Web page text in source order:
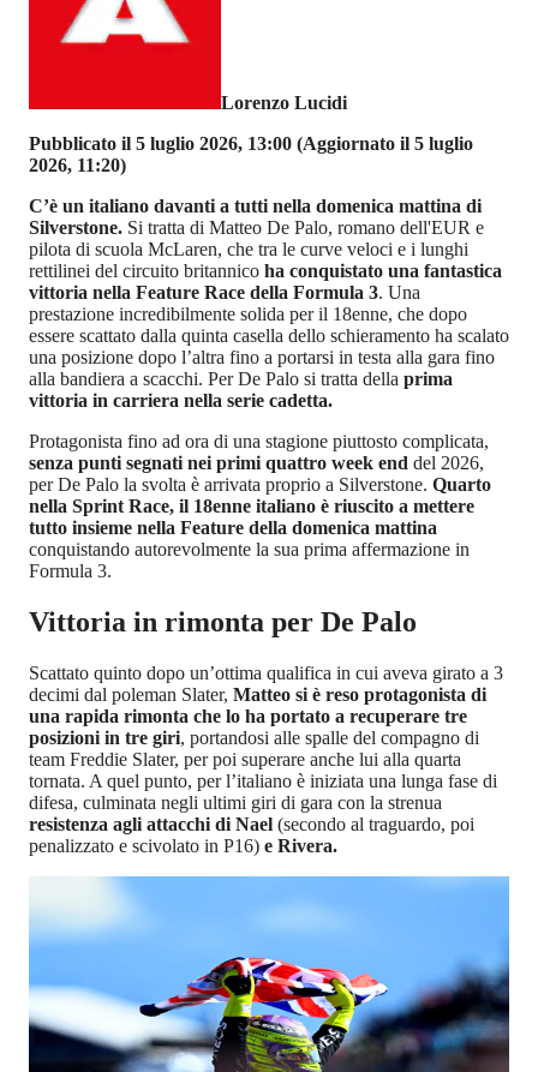
Lorenzo Lucidi
Pubblicato il 5 luglio 2026, 13:00 (Aggiornato il 5 luglio
2026, 11:20)
C’è un italiano davanti a tutti nella domenica mattina di
Silverstone. Si tratta di Matteo De Palo, romano dell'EUR e
pilota di scuola McLaren, che tra le curve veloci e i lunghi
rettilinei del circuito britannico ha conquistato una fantastica
vittoria nella Feature Race della Formula 3. Una
prestazione incredibilmente solida per il 18enne, che dopo
essere scattato dalla quinta casella dello schieramento ha scalato
una posizione dopo l’altra fino a portarsi in testa alla gara fino
alla bandiera a scacchi. Per De Palo si tratta della prima
vittoria in carriera nella serie cadetta.
Protagonista fino ad ora di una stagione piuttosto complicata,
senza punti segnati nei primi quattro week end del 2026,
per De Palo la svolta è arrivata proprio a Silverstone. Quarto
nella Sprint Race, il 18enne italiano è riuscito a mettere
tutto insieme nella Feature della domenica mattina
conquistando autorevolmente la sua prima affermazione in
Formula 3.
Vittoria in rimonta per De Palo
Scattato quinto dopo un’ottima qualifica in cui aveva girato a 3
decimi dal poleman Slater, Matteo si è reso protagonista di
una rapida rimonta che lo ha portato a recuperare tre
posizioni in tre giri, portandosi alle spalle del compagno di
team Freddie Slater, per poi superare anche lui alla quarta
tornata. A quel punto, per l’italiano è iniziata una lunga fase di
difesa, culminata negli ultimi giri di gara con la strenua
resistenza agli attacchi di Nael (secondo al traguardo, poi
penalizzato e scivolato in P16) e Rivera.